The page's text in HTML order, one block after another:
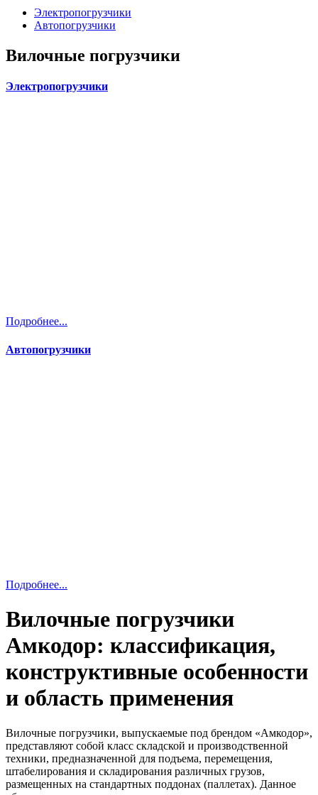
Электропогрузчики
Автопогрузчики
Вилочные погрузчики
Электропогрузчики
Подробнее...
Автопогрузчики
Подробнее...
Вилочные погрузчики
Амкодор: классификация,
конструктивные особенности
и область применения
Вилочные погрузчики, выпускаемые под брендом «Амкодор»,
представляют собой класс складской и производственной
техники, предназначенной для подъема, перемещения,
штабелирования и складирования различных грузов,
размещенных на стандартных поддонах (паллетах). Данное